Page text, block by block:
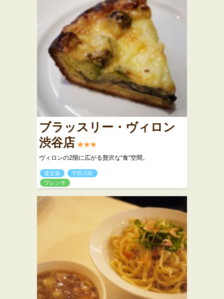
ブラッスリー・ヴィロン
渋谷店 ★★★
ヴィロンの2階に広がる贅沢な“食”空間。
道玄坂
宇田川町
フレンチ